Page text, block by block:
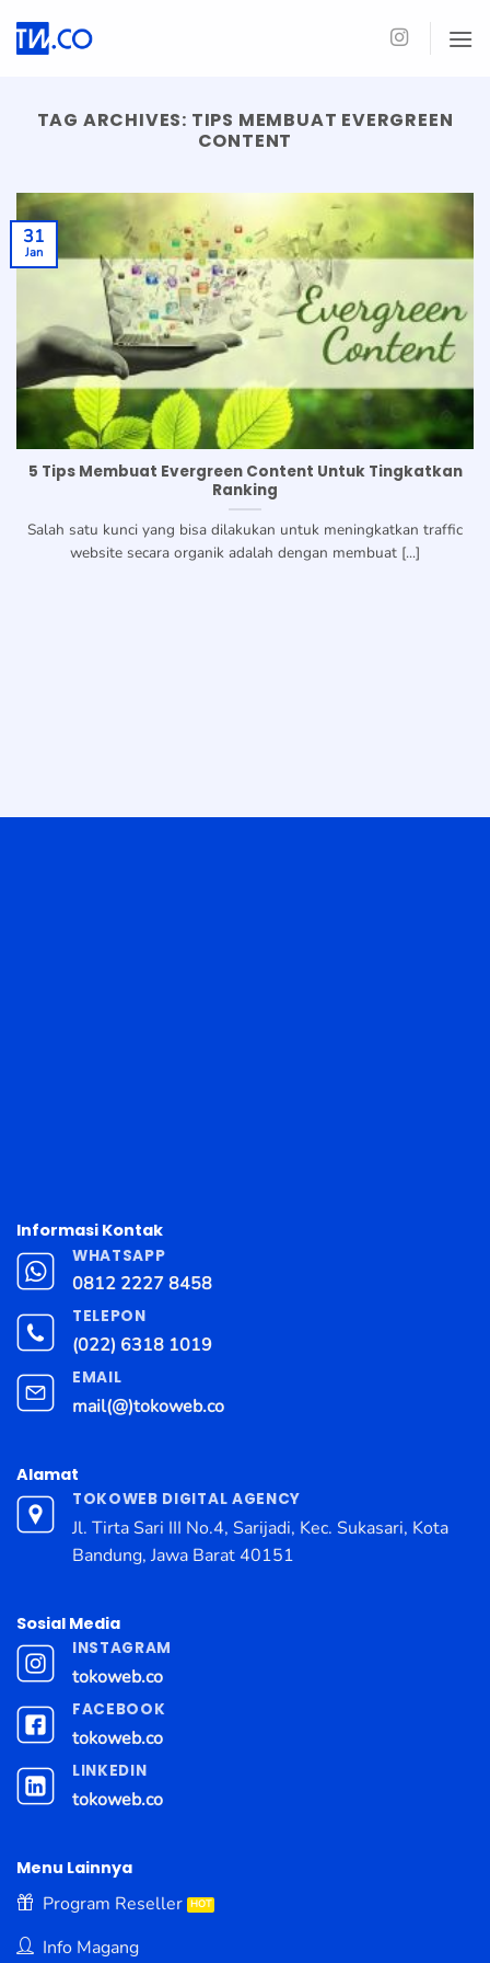
TAG ARCHIVES: TIPS MEMBUAT EVERGREEN
CONTENT
5 Tips Membuat Evergreen Content Untuk Tingkatkan
Ranking
Salah satu kunci yang bisa dilakukan untuk meningkatkan traffic
website secara organik adalah dengan membuat [...]
31
Jan
Informasi Kontak
WHATSAPP
0812 2227 8458
TELEPON
(022) 6318 1019
EMAIL
mail(@)tokoweb.co
Alamat
TOKOWEB DIGITAL AGENCY
Jl. Tirta Sari III No.4, Sarijadi, Kec. Sukasari, Kota
Bandung, Jawa Barat 40151
Sosial Media
INSTAGRAM
tokoweb.co
FACEBOOK
tokoweb.co
LINKEDIN
tokoweb.co
Menu Lainnya
Program Reseller
Info Magang